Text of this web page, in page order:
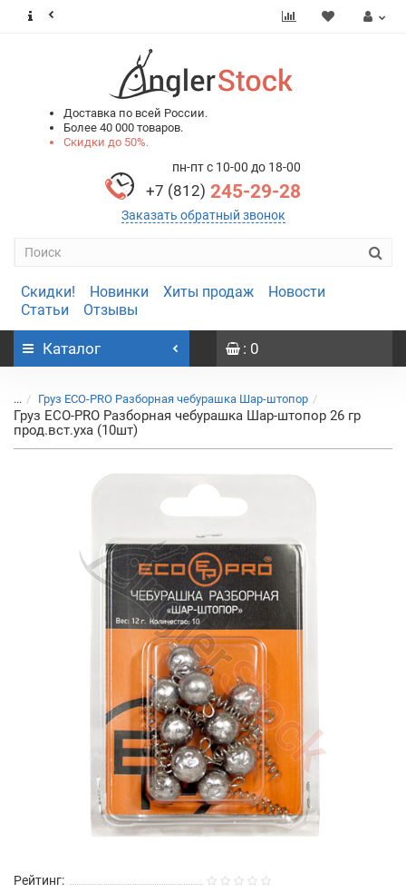
Доставка по всей России.
Более 40 000 товаров.
Скидки до 50%.
пн-пт с 10-00 до 18-00
+7 (812) 245-29-28
Заказать обратный звонок
Скидки! Новинки Хиты продаж
Новости
Статьи
Отзывы
Каталог : 0
... Груз ECO-PRO Разборная чебурашка Шар-штопор
Груз ECO-PRO Разборная чебурашка Шар-штопор 26 гр
прод.вст.уха (10шт)
Рейтинг: